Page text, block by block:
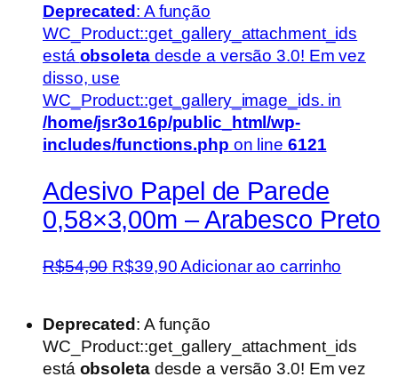
Deprecated : A função
WC_Product::get_gallery_attachment_ids
está obsoletadesde a versão 3.0! Em vez
disso, use
WC_Product::get_gallery_image_ids. in
/home/jsr3o16p/public_html/wp-
includes/functions.php on line 6121
Adesivo Papel de Parede
0,58×3,00m – Arabesco Preto
R$54,90 O
era:
R$54,90.
R$39,90O
é:
R$39,90.
Adicionar ao carrinho
Deprecated: A função
WC_Product::get_gallery_attachment_ids
está obsoletadesde a versão 3.0! Em vez